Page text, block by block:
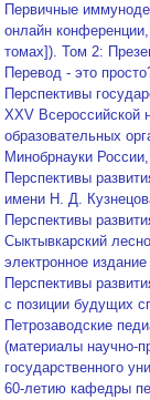
Первичные
онлайн
томах]). Том 2:
Перевод - это
Перспективы
XXV Всероссийской
образовательных
Минобрнауки
Перспективы
имени Н. Д.
Перспективы
Сыктывкарский
электронное
Перспективы
с позиции будущих
Петрозаводские
(материалы научно-
государственного
60-летию кафедры